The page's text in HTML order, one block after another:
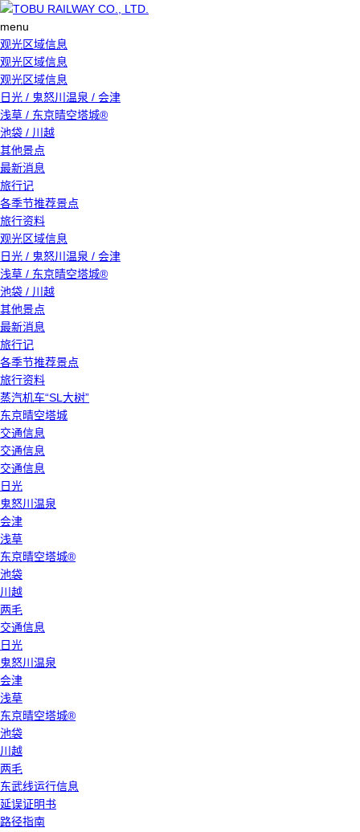
menu
观光区域信息
观光区域信息
观光区域信息
日光 / 鬼怒川温泉 / 会津
浅草 / 东京晴空塔城®
池袋 / 川越
其他景点
最新消息
旅行记
各季节推荐景点
旅行资料
观光区域信息
日光 / 鬼怒川温泉 / 会津
浅草 / 东京晴空塔城®
池袋 / 川越
其他景点
最新消息
旅行记
各季节推荐景点
旅行资料
蒸汽机车“SL大树”
东京晴空塔城
交通信息
交通信息
交通信息
日光
鬼怒川温泉
会津
浅草
东京晴空塔城®
池袋
川越
两毛
交通信息
日光
鬼怒川温泉
会津
浅草
东京晴空塔城®
池袋
川越
两毛
东武线运行信息
延误证明书
路径指南